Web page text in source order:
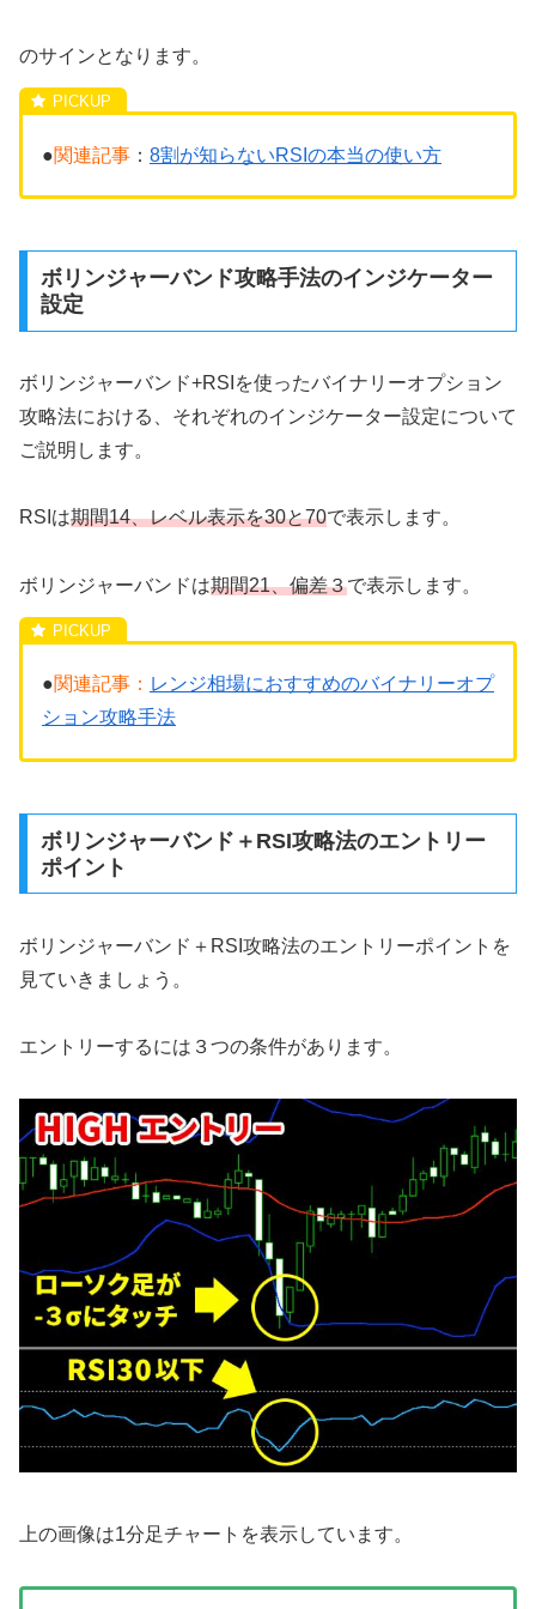
のサインとなります。
●関連記事 ： 8割が知らないRSIの本当の使い方
ボリンジャーバンド攻略手法のインジケーター
設定
ボリンジャーバンド+RSIを使ったバイナリーオプション
攻略法における、それぞれのインジケーター設定について
ご説明します。
RSIは期間14、レベル表示を30と70で表示します。
ボリンジャーバンドは期間21、偏差３で表示します。
●関連記事： レンジ相場におすすめのバイナリーオプ
ション攻略手法
ボリンジャーバンド＋RSI攻略法のエントリー
ポイント
ボリンジャーバンド＋RSI攻略法のエントリーポイントを
見ていきましょう。
エントリーするには３つの条件があります。
上の画像は1分足チャートを表示しています。